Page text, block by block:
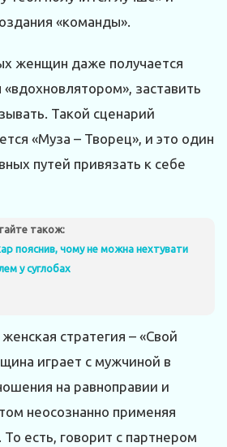
«команды».
женщин даже получается
заставить
Такой сценарий
«Муза – Творец», и это один
путей привязать к себе
також:
пояснив, чому не можна нехтувати
у суглобах
стратегия – «Свой
играет с мужчиной в
на равноправии и
неосознанно применяя
То есть, говорит с партнером